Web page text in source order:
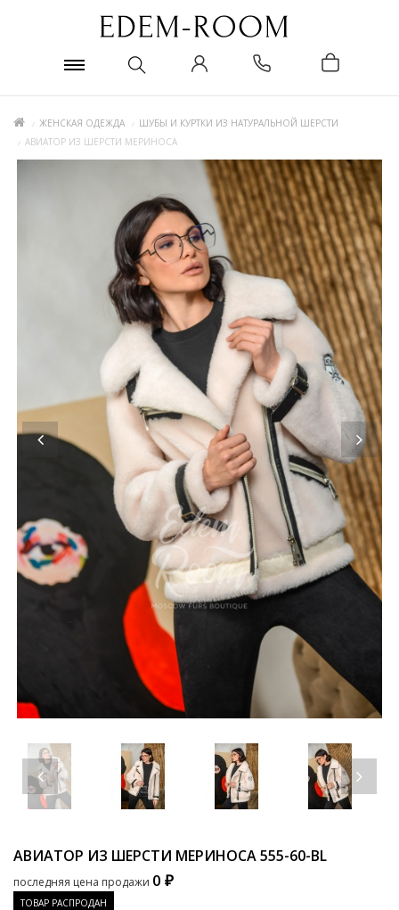
ЖЕНСКАЯ ОДЕЖДА
ШУБЫ И КУРТКИ ИЗ НАТУРАЛЬНОЙ ШЕРСТИ
АВИАТОР ИЗ ШЕРСТИ МЕРИНОСА
АВИАТОР ИЗ ШЕРСТИ МЕРИНОСА555-60-BL
последняя цена продажи 0 ₽
ТОВАР РАСПРОДАН